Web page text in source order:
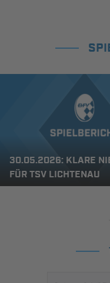
30.05.2026: KLARE
FÜR TSV LICHTENAU